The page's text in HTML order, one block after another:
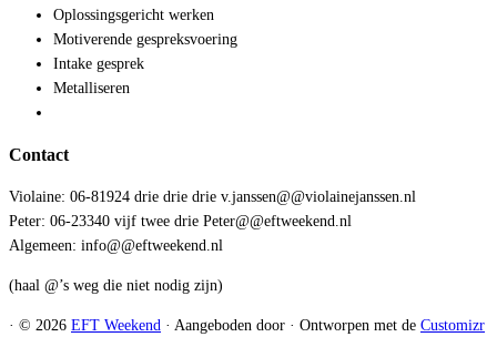
Oplossingsgericht werken
Motiverende gespreksvoering
Intake gesprek
Metalliseren
Contact
Violaine: 06-81924 drie drie drie v.janssen@@violainejanssen.nl
Peter: 06-23340 vijf twee drie Peter@@eftweekend.nl
Algemeen: info@@eftweekend.nl
(haal @’s weg die niet nodig zijn)
· © 2026 EFT Weekend · Aangeboden door · Ontworpen met de Customizr